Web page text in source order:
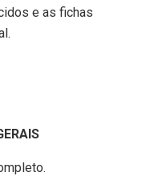
e as fichas